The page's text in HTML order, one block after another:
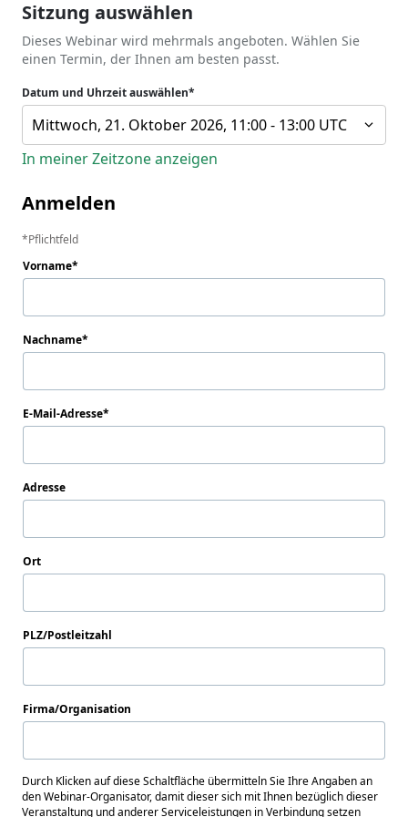
Sitzung auswählen
Dieses Webinar wird mehrmals angeboten. Wählen Sie
einen Termin, der Ihnen am besten passt.
Datum und Uhrzeit auswählen*
Mittwoch, 21. Oktober 2026, 11:00 - 13:00 UTC
In meiner Zeitzone anzeigen
Anmelden
Pflichtfeld
Vorname
Nachname
E-Mail-Adresse
Adresse
Ort
PLZ/Postleitzahl
Firma/Organisation
Durch Klicken auf diese Schaltfläche übermitteln Sie Ihre Angaben an
den Webinar-Organisator, damit dieser sich mit Ihnen bezüglich dieser
Veranstaltung und anderer Serviceleistungen in Verbindung setzen